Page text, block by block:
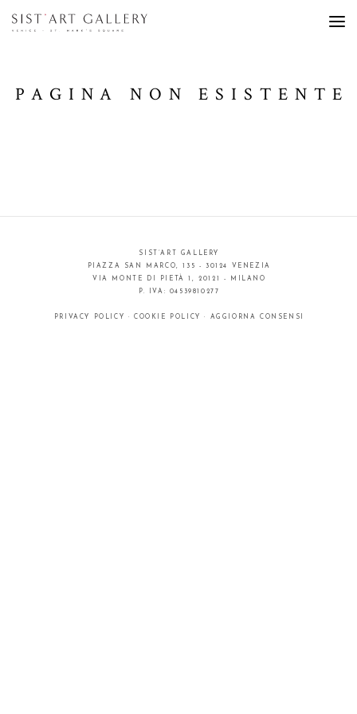
PAGINA NON ESISTENTE
SIST’ART GALLERY
PIAZZA SAN MARCO, 135 - 30124 VENEZIA
VIA MONTE DI PIETÀ 1, 20121 - MILANO
P. IVA: 04539810277
PRIVACY POLICY · COOKIE POLICY · AGGIORNA CONSENSI